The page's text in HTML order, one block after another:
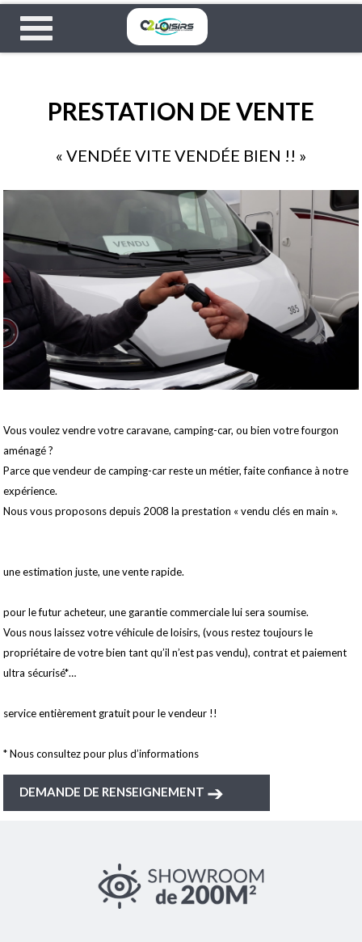
PRESTATION DE VENTE
« VENDÉE VITE VENDÉE BIEN !! »
Vous voulez vendre votre caravane, camping-car, ou bien votre fourgon
aménagé ?
Parce que vendeur de camping-car reste un métier, faite confiance à notre
expérience.
Nous vous proposons depuis 2008 la prestation « vendu clés en main ».
une estimation juste, une vente rapide.
pour le futur acheteur, une garantie commerciale lui sera soumise.
Vous nous laissez votre véhicule de loisirs, (vous restez toujours le
propriétaire de votre bien tant qu’il n’est pas vendu), contrat et paiement
ultra sécurisé*…
service entièrement gratuit pour le vendeur !!
* Nous consultez pour plus d’informations
DEMANDE DE RENSEIGNEMENT ➔